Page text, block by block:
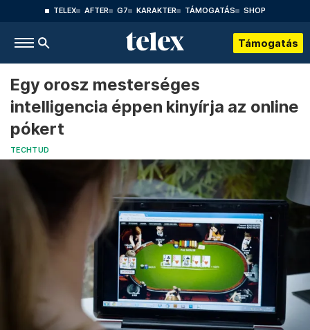
TELEX AFTER G7 KARAKTER TÁMOGATÁS SHOP
Támogatás
Egy orosz mesterséges
intelligencia éppen kinyírja az online
pókert
TECHTUD